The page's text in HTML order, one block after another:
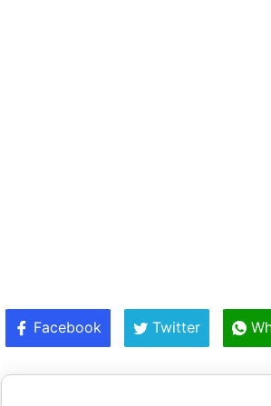
Facebook Twitter